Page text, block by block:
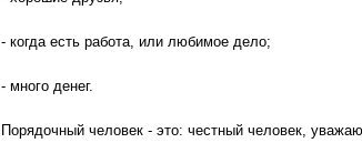
- когда есть работа, или любимое дело;
- много денег.
Порядочный человек - это: честный человек,